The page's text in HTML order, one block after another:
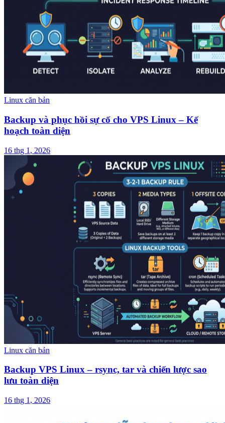
Linux căn bản
Backup và phục hồi sự cố cho VPS Linux – Kế
hoạch toàn diện
16 thg 1, 2026
Linux căn bản
Backup VPS Linux – rsync, tar và chiến lược sao
lưu toàn diện
16 thg 1, 2026